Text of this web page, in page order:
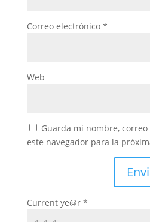
Correo electrónico *
Web
Guarda mi nombre,
este navegador para la
Current ye@r *